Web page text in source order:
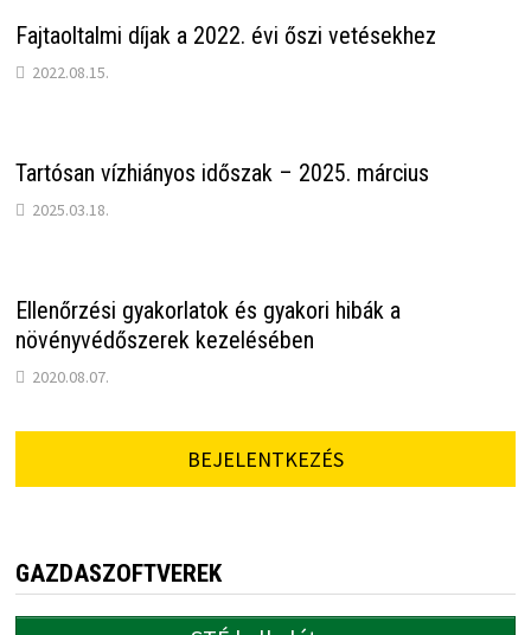
Fajtaoltalmi díjak a 2022. évi őszi vetésekhez
2022.08.15.
Tartósan vízhiányos időszak – 2025. március
2025.03.18.
Ellenőrzési gyakorlatok és gyakori hibák a
növényvédőszerek kezelésében
2020.08.07.
BEJELENTKEZÉS
GAZDASZOFTVEREK